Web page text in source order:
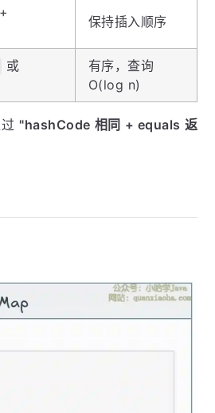
+
保持插入顺序
或
有序，查询
O(log n)
"hashCode 相同 + equals 返